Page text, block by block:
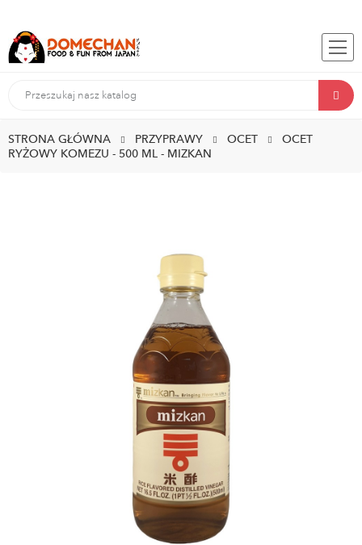
STRONA GŁÓWNA PRZYPRAWY OCET
OCET
RYŻOWY KOMEZU - 500 ML - MIZKAN